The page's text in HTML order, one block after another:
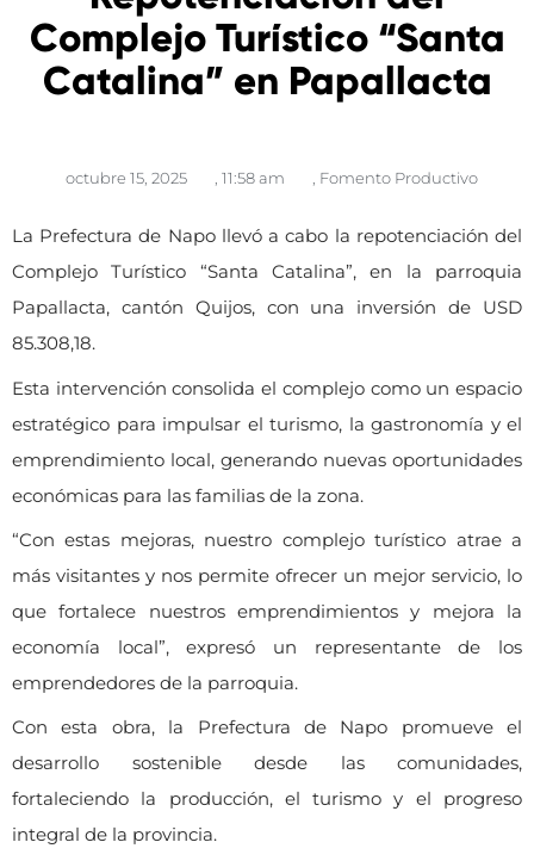
Complejo Turístico “Santa
Catalina” en Papallacta
octubre 15, 2025 , 11:58 am , Fomento Productivo
La Prefectura de Napo llevó a cabo la repotenciación del
Complejo Turístico “Santa Catalina”, en la parroquia
Papallacta, cantón Quijos, con una inversión de USD
85.308,18.
Esta intervención consolida el complejo como un espacio
estratégico para impulsar el turismo, la gastronomía y el
emprendimiento local, generando nuevas oportunidades
económicas para las familias de la zona.
“Con estas mejoras, nuestro complejo turístico atrae a
más visitantes y nos permite ofrecer un mejor servicio, lo
que fortalece nuestros emprendimientos y mejora la
economía local”, expresó un representante de los
emprendedores de la parroquia.
Con esta obra, la Prefectura de Napo promueve el
desarrollo sostenible desde las comunidades,
fortaleciendo la producción, el turismo y el progreso
integral de la provincia.